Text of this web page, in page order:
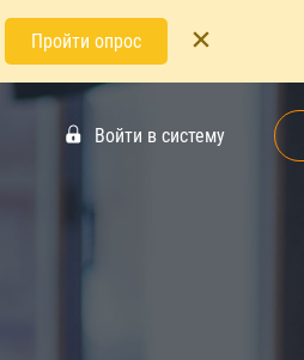
Пройти опрос
Войти в систему